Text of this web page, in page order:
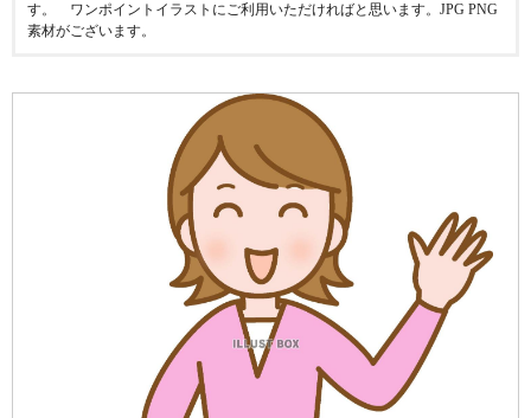
す。 ワンポイントイラストにご利用いただければと思います。JPG PNG
素材がございます。